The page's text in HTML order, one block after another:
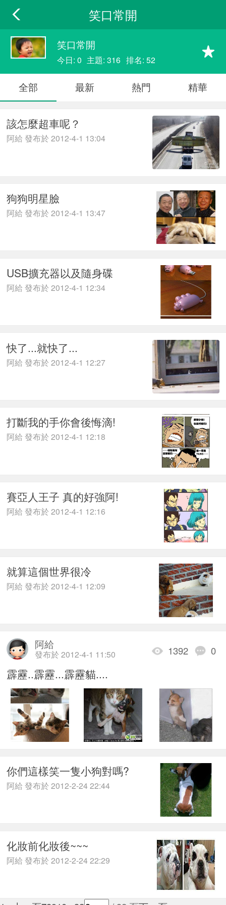
笑口常開
笑口常開
今日: 0 主題: 316 排名: 52
全部 最新 熱門 精華
該怎麼超車呢？
阿給 發布於 2012-4-1 13:04
狗狗明星臉
阿給 發布於 2012-4-1 13:47
USB擴充器以及隨身碟
阿給 發布於 2012-4-1 12:34
快了...就快了...
阿給 發布於 2012-4-1 12:27
打斷我的手你會後悔滴!
阿給 發布於 2012-4-1 12:18
賽亞人王子 真的好強阿!
阿給 發布於 2012-4-1 12:16
就算這個世界很冷
阿給 發布於 2012-4-1 12:09
1392 0
阿給
發布於 2012-4-1 11:50
霹靂..霹靂...霹靂貓....
你們這樣笑一隻小狗對嗎?
阿給 發布於 2012-2-24 22:44
化妝前化妝後~~~
阿給 發布於 2012-2-24 22:29